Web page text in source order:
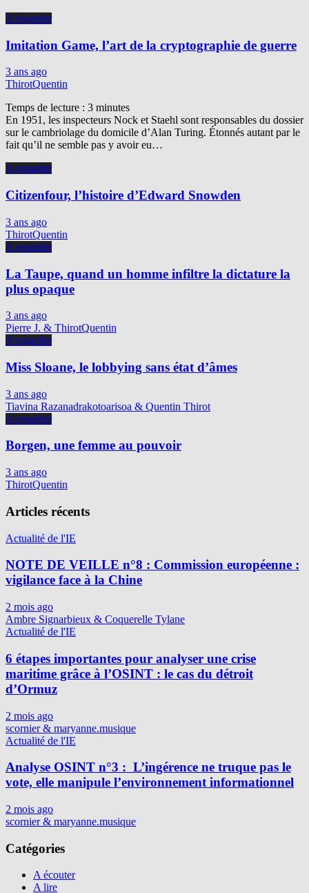
A regarder
Imitation Game, l’art de la cryptographie de guerre
3 ans ago
ThirotQuentin
Temps de lecture : 3 minutes
En 1951, les inspecteurs Nock et Staehl sont responsables du dossier
sur le cambriolage du domicile d’Alan Turing. Étonnés autant par le
fait qu’il ne semble pas y avoir eu…
A regarder
Citizenfour, l’histoire d’Edward Snowden
3 ans ago
ThirotQuentin
A regarder
La Taupe, quand un homme infiltre la dictature la
plus opaque
3 ans ago
Pierre J. & ThirotQuentin
A regarder
Miss Sloane, le lobbying sans état d’âmes
3 ans ago
Tiavina Razanadrakotoarisoa & Quentin Thirot
A regarder
Borgen, une femme au pouvoir
3 ans ago
ThirotQuentin
Articles récents
Actualité de l'IE
NOTE DE VEILLE n°8 : Commission européenne :
vigilance face à la Chine
2 mois ago
Ambre Signarbieux & Coquerelle Tylane
Actualité de l'IE
6 étapes importantes pour analyser une crise
maritime grâce à l’OSINT : le cas du détroit
d’Ormuz
2 mois ago
scornier & maryanne.musique
Actualité de l'IE
Analyse OSINT n°3 : L’ingérence ne truque pas le
vote, elle manipule l’environnement informationnel
2 mois ago
scornier & maryanne.musique
Catégories
A écouter
A lire